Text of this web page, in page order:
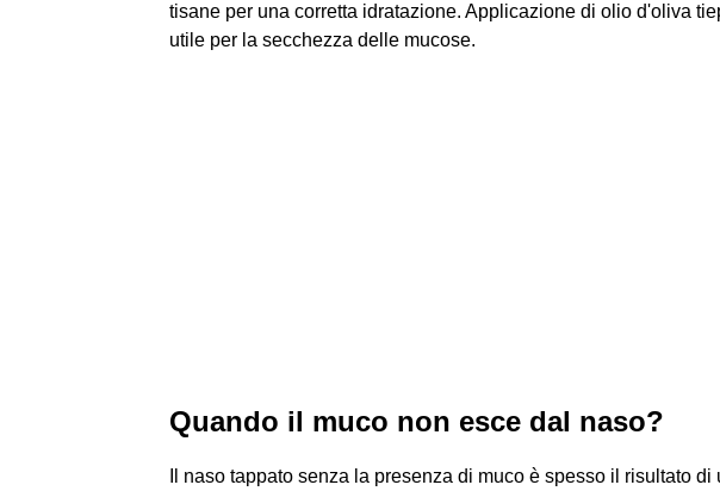
tisane per una corretta idratazione. Applicazione di olio d'oliva
utile per la secchezza delle mucose.
Quando il muco non esce dal naso?
Il naso tappato senza la presenza di muco è spesso il risultato